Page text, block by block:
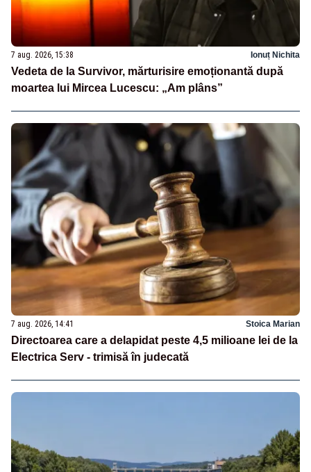
7 aug. 2026, 15:38 Ionuț Nichita
Vedeta de la Survivor, mărturisire emoționantă după
moartea lui Mircea Lucescu: „Am plâns”
7 aug. 2026, 14:41 Stoica Marian
Directoarea care a delapidat peste 4,5 milioane lei de la
Electrica Serv - trimisă în judecată